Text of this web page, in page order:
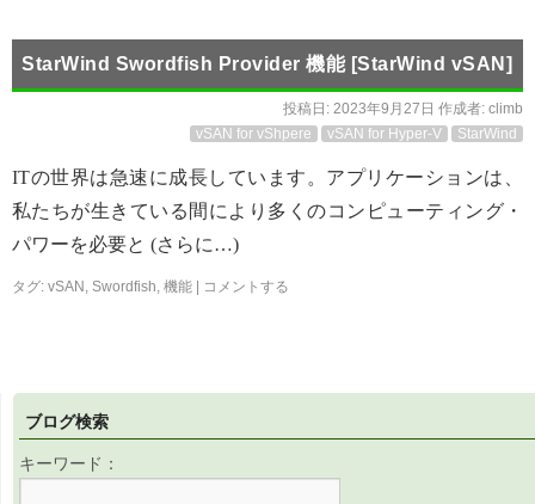
StarWind Swordfish Provider 機能 [StarWind vSAN]
投稿日: 2023年9月27日 作成者: climb
vSAN for vShpere
vSAN for Hyper-V StarWind
ITの世界は急速に成長しています。アプリケーションは、
私たちが生きている間により多くのコンピューティング・
パワーを必要と (さらに…)
タグ: vSAN , Swordfish, 機能 コメントする
ブログ検索
キーワード：